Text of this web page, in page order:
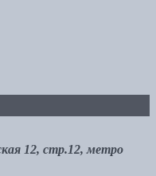
12, стр.12, метро